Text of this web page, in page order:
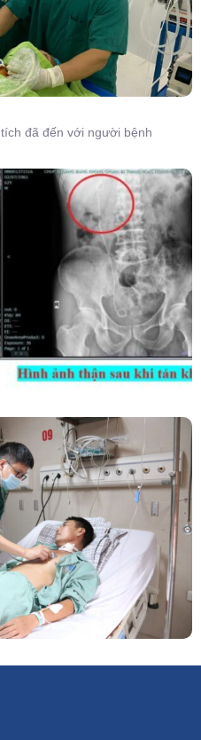
Bệnh
Và Tán Sỏi Nội Soi
Loại Bỏ Triệt Để Sỏi
Thận
Van Tim – Bước Tiến
Thuật Tim Mạch
Tỉnh Phú Thọ